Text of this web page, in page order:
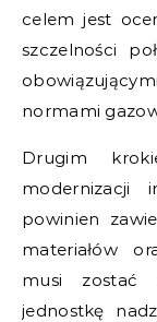
celem jest
szczelności
normami
Drugim
modernizacji
powinien
materiałów
musi zostać
jednostkę